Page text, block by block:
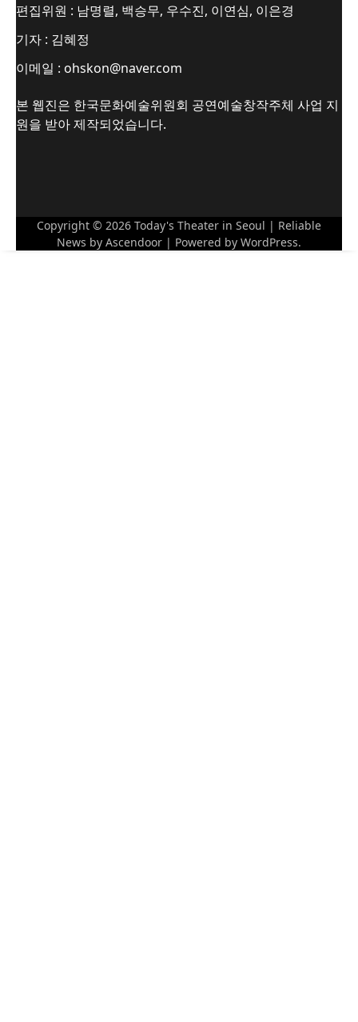
편집위원 : 남명렬, 백승무, 우수진, 이연심, 이은경
기자 : 김혜정
이메일 : ohskon@naver.com
본 웹진은 한국문화예술위원회 공연예술창작주체 사업 지
원을 받아 제작되었습니다.
Copyright © 2026 Today's Theater in Seoul | Reliable
News by Ascendoor | Powered by WordPress.